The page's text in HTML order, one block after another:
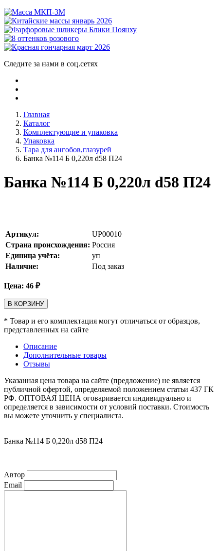
Следите за нами в соц.сетях
Главная
Каталог
Комплектующие и упаковка
Упаковка
Тара для ангобов,глазурей
Банка №114 Б 0,220л d58 П24
Банка №114 Б 0,220л d58 П24
Артикул:
UP00010
Страна происхождения: Россия
Единица учёта:
уп
Наличие:
Под заказ
Цена: 46 ₽
В КОРЗИНУ
* Товар и его комплектация могут отличаться от образцов,
представленных на сайте
Описание
Дополнительные товары
Отзывы
Указанная цена товара на сайте (предложение) не является
публичной офертой, определяемой положением статьи 437 ГК
РФ. ОПТОВАЯ ЦЕНА оговаривается индивидуально и
определяется в зависимости от условий поставки. Стоимость
вы можете уточнить у специалиста.
Банка №114 Б 0,220л d58 П24
Автор
Email